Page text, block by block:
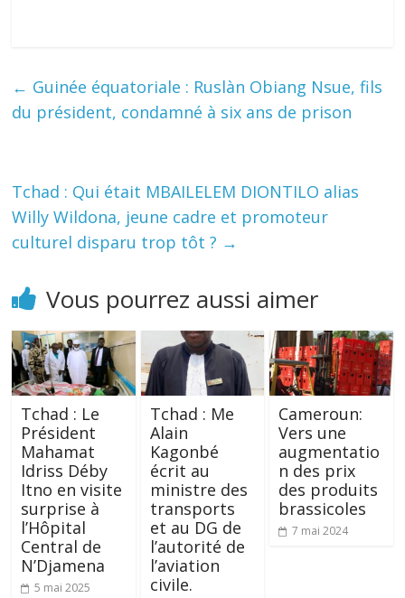
← Guinée équatoriale : Ruslàn Obiang Nsue, fils
du président, condamné à six ans de prison
Tchad : Qui était MBAILELEM DIONTILO alias
Willy Wildona, jeune cadre et promoteur
culturel disparu trop tôt ? →
Vous pourrez aussi aimer
Tchad : Le
Président
Mahamat
Idriss Déby
Itno en visite
surprise à
l’Hôpital
Central de
N’Djamena
5 mai 2025
Tchad : Me
Alain
Kagonbé
écrit au
ministre des
transports
et au DG de
l’autorité de
l’aviation
civile.
Cameroun:
Vers une
augmentatio
n des prix
des produits
brassicoles
7 mai 2024